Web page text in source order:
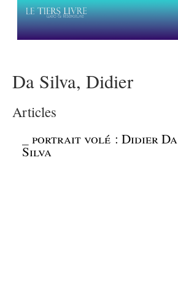
Da Silva, Didier
Articles
_portrait volé : Didier Da
Silva